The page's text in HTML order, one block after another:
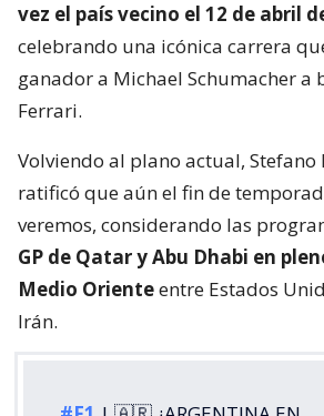
vez el país vecino el 12 de abril
celebrando una icónica carrera
ganador a Michael Schumacher a
Ferrari.
Volviendo al plano actual, Stefano
ratificó que aún el fin de
veremos, considerando las
GP de Qatar y Abu Dhabi en
Medio Orienteentre Estados
Irán.